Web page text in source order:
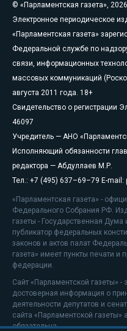
© «Парламентская газета», 2026
Электронное периодическое
«Парламентская газета»
Федеральной службе по
связи, информационных
массовых коммуникаций
августа 2011 года. 18+
Свидетельство о регистрации
46097
Учредитель — АНО
Исполняющий обязанности
редактора — Абдуллаев М.Р.
Тел.: +7 (495) 637–69–79 E-mail:
«Парламентская газета» -
Федерального Собрания РФ.
газеты - Государственная
публикатор федеральных
законов и актов палат
газета» имеет пункты печати и
федерации.
Сайт «Парламентской газеты» -
достоверная информация о
деятельности депутатов и
сайта «Парламентской газеты»
обязательна.